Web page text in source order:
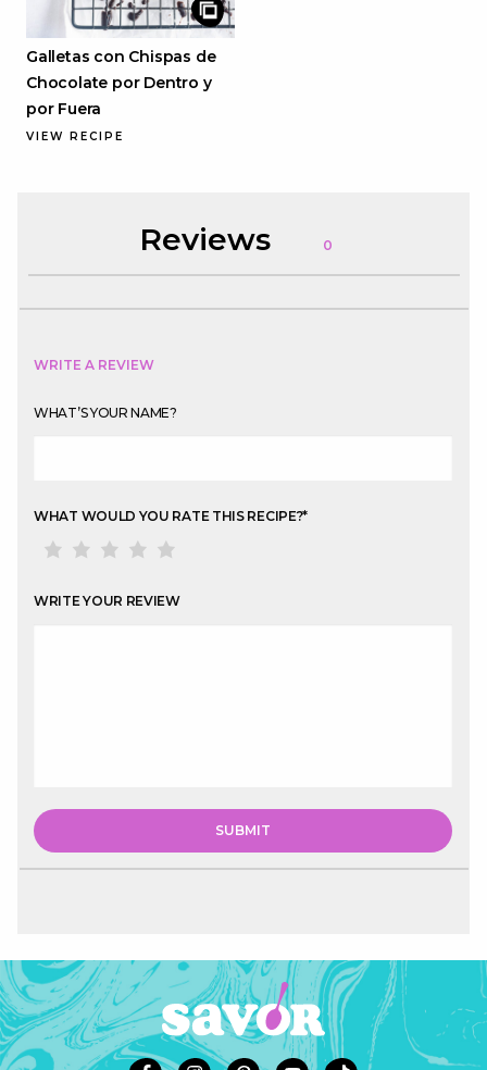
Galletas con Chispas de
Chocolate por Dentro y
por Fuera
VIEW RECIPE
Reviews 0
WRITE A REVIEW
WHAT’S YOUR NAME?
WHAT WOULD YOU RATE THIS RECIPE?*
WRITE YOUR REVIEW